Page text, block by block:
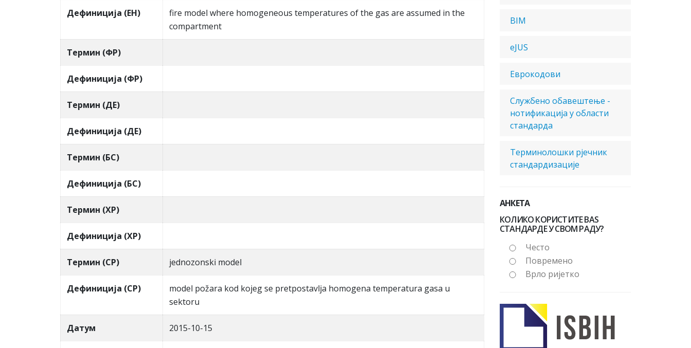
Дефиниција (ЕН)
fire model where homogeneous temperatures of the gas are assumed in the
compartment
Термин (ФР)
Дефиниција (ФР)
Термин (ДЕ)
Дефиниција (ДЕ)
Термин (БС)
Дефиниција (БС)
Термин (ХР)
Дефиниција (ХР)
Термин (СР) jednozonski model
Дефиниција (СР)
model požara kod kojeg se pretpostavlja homogena temperatura gasa u
sektoru
Датум 2015-10-15
BIM
eJUS
Еврокодови
Службено обавештење -
нотификација у области
стандарда
Терминолошки рјечник
стандардизације
АНКЕТА
КОЛИКО КОРИСТИТЕ BAS
СТАНДАРДЕ У СВОМ РАДУ?
Често
Повремено
Врло ријетко